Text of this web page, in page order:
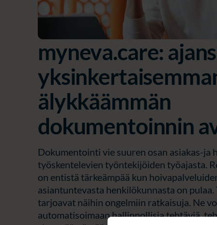
myneva.care:
älykkäämmän
dokumentoinnin
Dokumentointi vie suuren osan asiakas-ja
työskentelevien työntekijöiden työajasta.
on entistä tärkeämpää kun
asiantuntevasta henkilökunnasta on pulaa.
tarjoavat näihin ongelmiin ratkaisuja. Ne
automatisoimaan hallinnollisia tehtäviä,